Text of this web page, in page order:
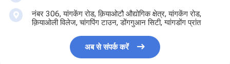
नंबर 306, यांगकेंग रोड, क़ियाओटौ औद्योगिक क्षेत्र, यांगकेंग रोड,
क़ियाओली विलेज, चांगपिंग टाउन, डोंगगुआन सिटी, ग्वांगडोंग प्रांत
अब से संपर्क करें